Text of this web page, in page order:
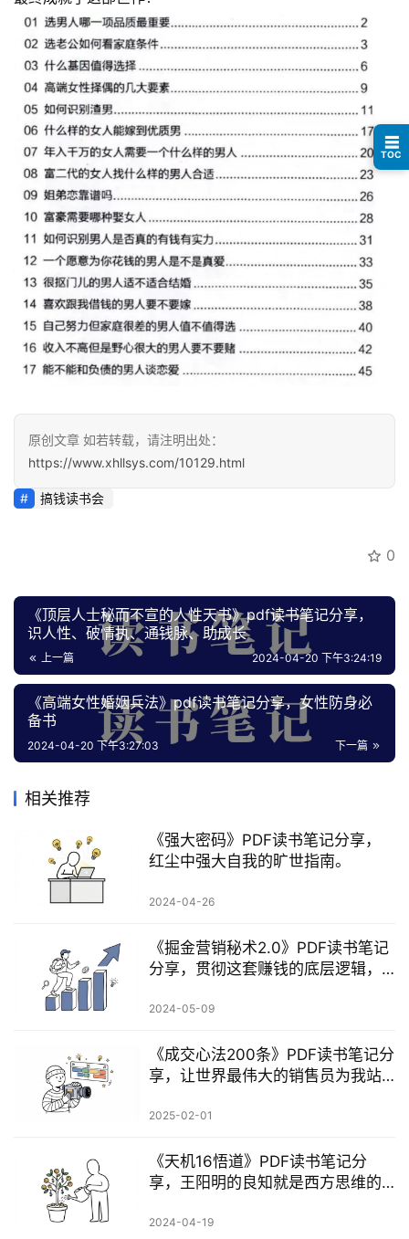
案
例
避
坑
指
南
运
营
百
科
创
业
资
源
会
员
专
登录
原创文章 如若转载，请注明出处：
https://www.xhllsys.com/10129.html
搞钱读书会
0
《顶层人士秘而不宣的人性天书》pdf读书笔记分享，
识人性、破情执、通钱脉、助成长
上一篇 2024-04-20 下午3:24:19
《高端女性婚姻兵法》pdf读书笔记分享，女性防身必
备书
下一篇
2024-04-20 下午3:27:03
相关推荐
《强大密码》PDF读书笔记分享，
红尘中强大自我的旷世指南。
2024-04-26
《掘金营销秘术2.0》PDF读书笔记
分享，贯彻这套赚钱的底层逻辑，
2024-05-09
《成交心法200条》PDF读书笔记分
享，让世界最伟大的销售员为我站
2025-02-01
《天机16悟道》PDF读书笔记分
享，王阳明的良知就是西方思维的
2024-04-19
☰
TOC